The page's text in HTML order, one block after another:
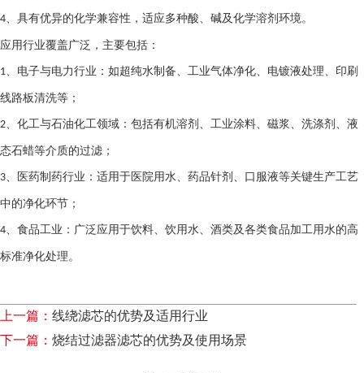
4、具有优异的化学兼容性，适应多种酸、碱及化学溶剂环境。
应用行业覆盖广泛，主要包括：
1、电子与电力行业：如超纯水制备、工业气体净化、电镀液处理、印刷
线路板清洗等；
2、化工与石油化工领域：包括有机溶剂、工业涂料、磁浆、洗涤剂、液
态石蜡等介质的过滤；
3、医药制药行业：适用于医院用水、药品针剂、口服液等关键生产工艺
中的净化环节；
4、食品工业：广泛应用于饮料、饮用水、酒类及各类食品加工用水的高
标准净化处理。
上一篇： 线绕滤芯的优势及适用行业
下一篇： 烧结过滤器滤芯的优势及使用场景